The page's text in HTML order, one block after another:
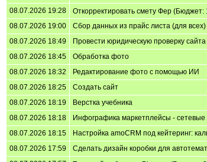
08.07.2026 19:28
Откорректировать смету Фер (Бюджет:
08.07.2026 19:00
Сбор данных из прайс листа (для всех)
08.07.2026 18:49
Провести юридическую проверку сайта
08.07.2026 18:45
Обработка фото
08.07.2026 18:32
Редактирование фото с помощью ИИ
08.07.2026 18:25
Создать сайт
08.07.2026 18:19
Верстка учебника
08.07.2026 18:18
Инфографика маркетплейсы - сетевые
08.07.2026 18:15
Настройка amoCRM под кейтеринг:
08.07.2026 17:59
Сделать дизайн коробки для